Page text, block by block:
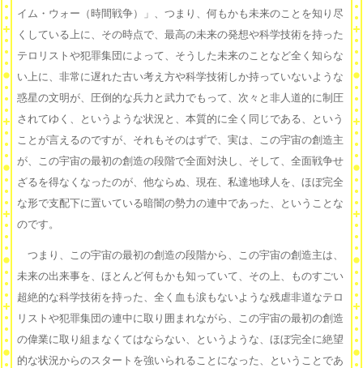
イム・ウォー（時間戦争）」、つまり、何もかも未来のことを知り尽
くしている上に、その時点で、最高の未来の発想や科学技術を持った
テロリストや犯罪集団によって、そうした未来のことなど全く知らな
い上に、非常に遅れた古い考え方や科学技術しか持っていないような
惑星の文明が、圧倒的な兵力と武力でもって、次々と非人道的に制圧
されてゆく、というような状況と、本質的に全く同じである、という
ことが言えるのですが、それもそのはずで、実は、この宇宙の創造主
が、この宇宙の最初の創造の段階で全面対決し、そして、全面戦争せ
ざるを得なくなったのが、他ならぬ、現在、私達地球人を、ほぼ完全
な形で支配下に置いている暗闇の勢力の連中であった、ということな
のです。
つまり、この宇宙の最初の創造の段階から、この宇宙の創造主は、
未来の出来事を、ほとんど何もかも知っていて、その上、ものすごい
超絶的な科学技術を持った、全く血も涙もないような残虐非道なテロ
リストや犯罪集団の連中に取り囲まれながら、この宇宙の最初の創造
の偉業に取り組まなくてはならない、というような、ほぼ完全に絶望
的な状況からのスタートを強いられることになった、ということであ